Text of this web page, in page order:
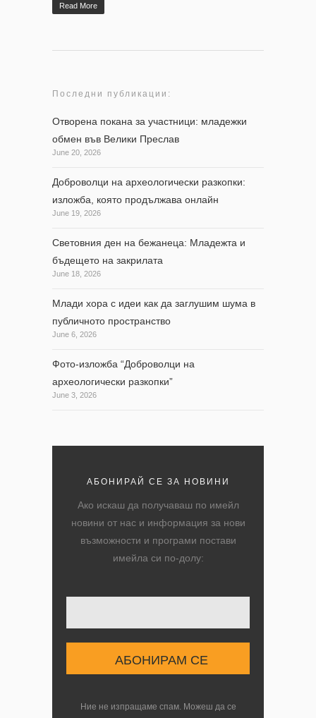
Read More
Последни публикации:
Отворена покана за участници: младежки
обмен във Велики Преслав
June 20, 2026
Доброволци на археологически разкопки:
изложба, която продължава онлайн
June 19, 2026
Световния ден на бежанеца: Младежта и
бъдещето на закрилата
June 18, 2026
Млади хора с идеи как да заглушим шума в
публичното пространство
June 6, 2026
Фото-изложба “Доброволци на
археологически разкопки”
June 3, 2026
АБОНИРАЙ СЕ ЗА НОВИНИ
Ако искаш да получаваш по имейл
новини от нас и информация за нови
възможности и програми постави
имейла си по-долу:
Ние не изпращаме спам. Можеш да се